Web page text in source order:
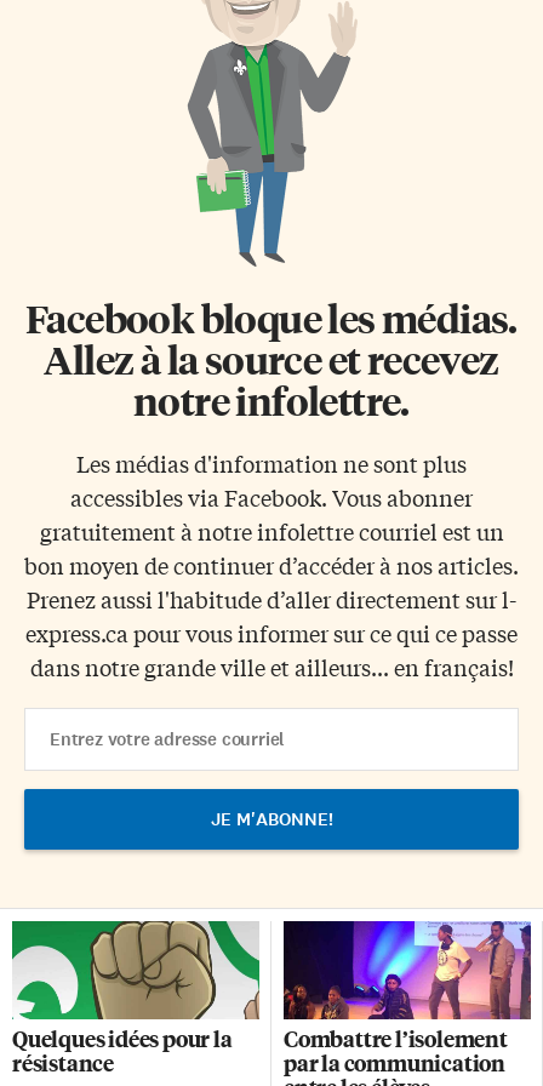
L’avez-vous déjà vue? Suivez-
vous cette consigne? Rien n’est
moins sûr. En effet, comme l’a
confirmé L’Express en jasant
bilinguisme et de la dualité
linguistique au Canada. Une
succession d’évènements
récents dans nos provinces
respectives du Nouveau-
Brunswick, de l’Ontario et du
Manitoba témoigne d’une
tendance fort inquiétante pour
l’avenir du français et de nos
Facebook bloque les médias.
Allez à la source et recevez
notre infolettre.
Les médias d'information ne sont plus
accessibles via Facebook. Vous abonner
gratuitement à notre infolettre courriel est un
bon moyen de continuer d’accéder à nos articles.
Prenez aussi l'habitude d’aller directement sur l-
express.ca pour vous informer sur ce qui ce passe
dans notre grande ville et ailleurs... en français!
Address
Quelques idées pour la
résistance
Combattre l’isolement
par la communication